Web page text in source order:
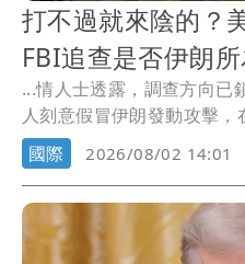
打不過就來陰的？
FBI追查是否伊朗
...情人士透露，調查方向已
人刻意假冒伊朗發動攻擊，
亂。
國際 2026/08/02 14:01